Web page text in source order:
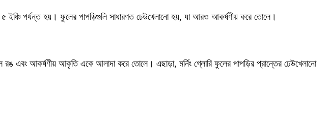
ইঞ্চি পর্যন্ত হয়। ফুলের পাপড়িগুলি সাধারণত ঢেউখেলানো হয়, যা আরও আকর্ষণীয় করে তোলে।
আকর্ষণীয় আকৃতি একে আলাদা করে তোলে। এছাড়া, মর্নিং গ্লোরি ফুলের পাপড়ির প্রান্তের ঢেউখেলানো